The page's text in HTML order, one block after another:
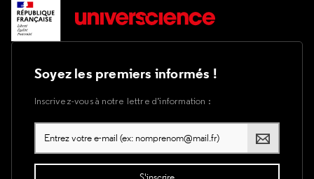
Soyez les premiers informés !
Inscrivez-vous à notre lettre d’information :